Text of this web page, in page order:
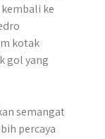
ke
kotak
gol yang
semangat
percaya